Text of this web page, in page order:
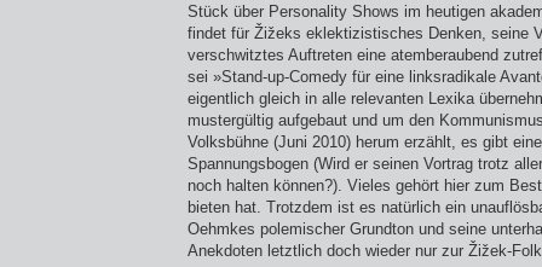
Stück über Personality Shows im heutigen
findet für Žižeks eklektizistisches Denken, seine
verschwitztes Auftreten eine atemberaubend
sei »Stand-up-Comedy für eine linksradikale
eigentlich gleich in alle relevanten Lexika
mustergültig aufge­baut und um den
Volksbühne (Juni 2010) herum erzählt, es gibt
Spannungs­bogen (Wird er seinen Vortrag trotz
noch halten können?). Vieles gehört hier zum
bieten hat. Trotzdem ist es natürlich ein
Oehmkes polemischer Grundton und seine
Anekdoten letztlich doch wieder nur zur Žižek-